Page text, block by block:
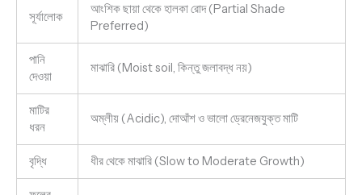
সূর্যালোক
আংশিক ছায়া থেকে হালকা রোদ (Partial Shade
Preferred)
পানি
দেওয়া
মাঝারি (Moist soil, কিন্তু জলাবদ্ধ নয়)
মাটির
ধরন
অম্লীয় (Acidic), দোআঁশ ও ভালো ড্রেনেজযুক্ত মাটি
বৃদ্ধি ধীর থেকে মাঝারি (Slow to Moderate Growth)